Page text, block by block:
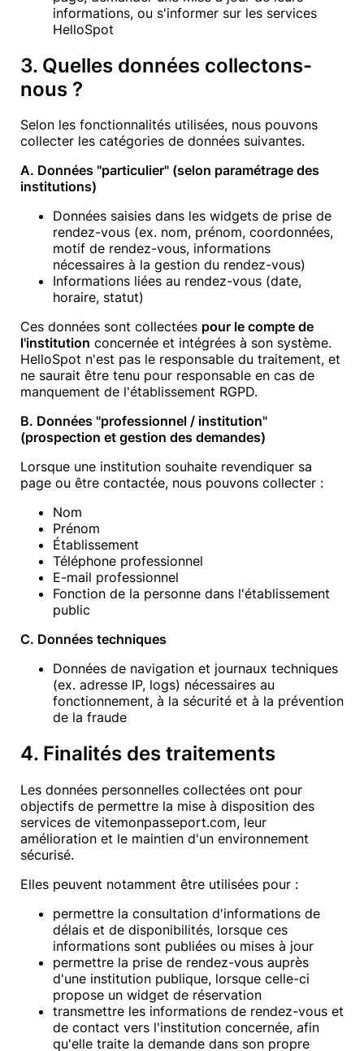
informations, ou s'informer sur les services
HelloSpot
3. Quelles données collectons-
nous ?
Selon les fonctionnalités utilisées, nous pouvons
collecter les catégories de données suivantes.
A. Données "particulier" (selon paramétrage des
institutions)
Données saisies dans les widgets de prise de
rendez-vous (ex. nom, prénom, coordonnées,
motif de rendez-vous, informations
nécessaires à la gestion du rendez-vous)
Informations liées au rendez-vous (date,
horaire, statut)
Ces données sont collectées pour le compte de
l'institution concernée et intégrées à son système.
HelloSpot n'est pas le responsable du traitement, et
ne saurait être tenu pour responsable en cas de
manquement de l'établissement RGPD.
B. Données "professionnel / institution"
(prospection et gestion des demandes)
Lorsque une institution souhaite revendiquer sa
page ou être contactée, nous pouvons collecter :
Nom
Prénom
Établissement
Téléphone professionnel
E-mail professionnel
Fonction de la personne dans l'établissement
public
C. Données techniques
Données de navigation et journaux techniques
(ex. adresse IP, logs) nécessaires au
fonctionnement, à la sécurité et à la prévention
de la fraude
4. Finalités des traitements
Les données personnelles collectées ont pour
objectifs de permettre la mise à disposition des
services de vitemonpasseport.com, leur
amélioration et le maintien d'un environnement
sécurisé.
Elles peuvent notamment être utilisées pour :
permettre la consultation d'informations de
délais et de disponibilités, lorsque ces
informations sont publiées ou mises à jour
permettre la prise de rendez-vous auprès
d'une institution publique, lorsque celle-ci
propose un widget de réservation
transmettre les informations de rendez-vous et
de contact vers l'institution concernée, afin
qu'elle traite la demande dans son propre